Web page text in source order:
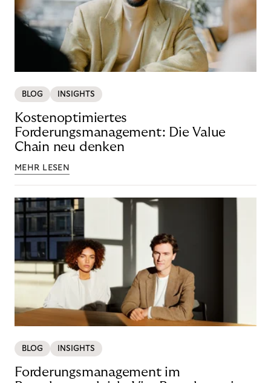
BLOG INSIGHTS
Kostenoptimiertes
Forderungsmanagement: Die Value
Chain neu denken
MEHR LESEN
BLOG INSIGHTS
Forderungsmanagement im